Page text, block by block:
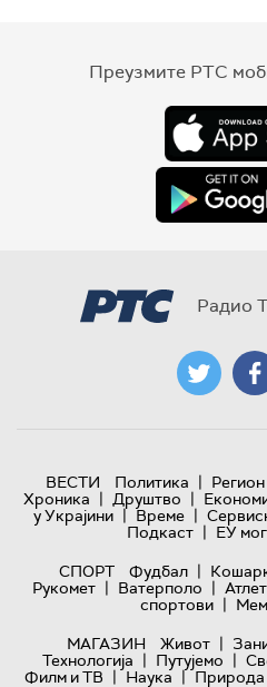
Преузмите РТС
Радио
ВЕСТИ Политика | Регион
Хроника | Друштво |
у Украјини | Време |
Подкаст | ЕУ
СПОРТ
Фудбал |
Рукомет | Ватерполо |
спортови |
МАГАЗИН
Живот |
Технологијa | Путујемо |
Филм и ТВ | Наука | Природа